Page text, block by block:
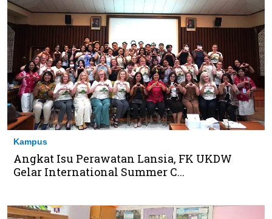
Kampus
Angkat Isu Perawatan Lansia, FK UKDW
Gelar International Summer C...